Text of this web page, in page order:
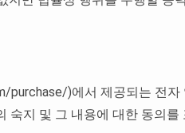
)에서 제공되는 전
숙지 및 그 내용에 대한 동의를